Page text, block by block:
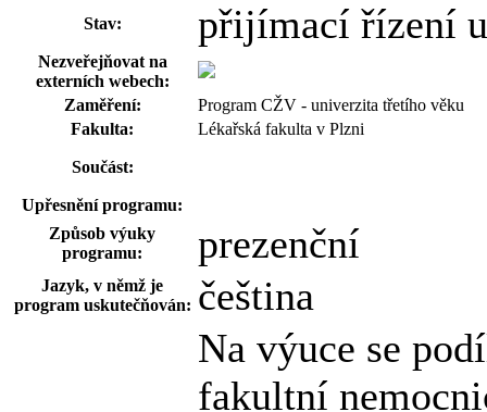
Stav: přijímací řízení
Nezveřejňovat na
externích webech:
Zaměření:
Program CŽV - univerzita třetího věku
Fakulta:
Lékařská fakulta v Plzni
Součást:
Upřesnění programu:
Způsob výuky
programu:
prezenční
Jazyk, v němž je
program uskutečňován: čeština
Na výuce se
fakultní